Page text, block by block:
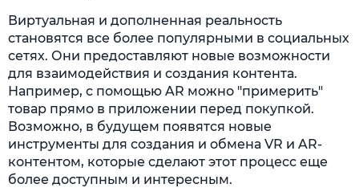
Виртуальная и дополненная реальность
становятся все более популярными в социальных
сетях. Они предоставляют новые возможности
для взаимодействия и создания контента.
Например, с помощью AR можно "примерить"
товар прямо в приложении перед покупкой.
Возможно, в будущем появятся новые
инструменты для создания и обмена VR и AR-
контентом, которые сделают этот процесс еще
более доступным и интересным.